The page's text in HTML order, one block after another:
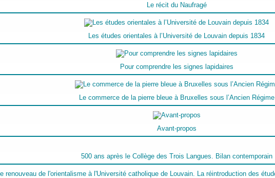
Le récit du Naufragé
Les études orientales à l’Université de Louvain depuis 1834
Pour comprendre les signes lapidaires
Le commerce de la pierre bleue à Bruxelles sous l’Ancien Régime
Avant-propos
500 ans après le Collège des Trois Langues. Bilan contemporain